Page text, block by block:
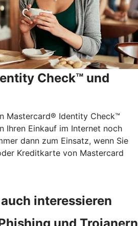
Check™ und
Mastercard® Identity Check™
Ihren Einkauf im Internet noch
dann zum Einsatz, wenn Sie
Kreditkarte von Mastercard
interessieren